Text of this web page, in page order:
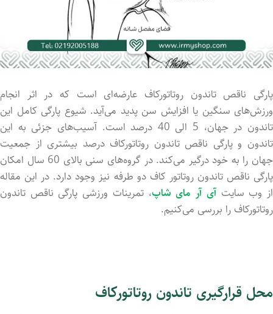
پارگی ناقص تاندون روتاتورکاف عارضه‌ای است که در اثر انجام
ورزش‌های سنگین یا افزایش سن پدید می‌آید. شیوع پارگی کامل این
تاندون در جهان، 5 الی 40 درصد است. آسیب‌های جزئی به این
تاندون و پارگی ناقص تاندون روتاتورکاف درصد بیشتری از جمعیت
جهان را به خود درگیر می‌کند. در گروه‌های سنی بالای 60 سال امکان
پارگی ناقص تاندون روتاتور کاف دو طرفه نیز وجود دارد. در این مقاله
از وب سایتآی آر مای شاپ، تمرینات ورزشی پارگی ناقص تاندون
روتاتورکاف را بررسی می‌کنیم.
محل قرارگیری تاندون روتاتورکاف